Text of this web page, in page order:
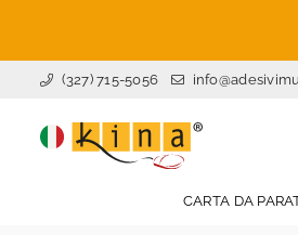
(327) 715-5056
CARTA DA